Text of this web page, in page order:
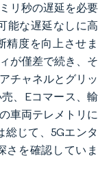
リ秒の遅延を必要
能な遅延なしに高
精度を向上させま
が僅差で続き、そ
チャネルとグリッ
、Eコマース、輸
車両テレメトリに
総じて、5Gエンタ
さを確認していま